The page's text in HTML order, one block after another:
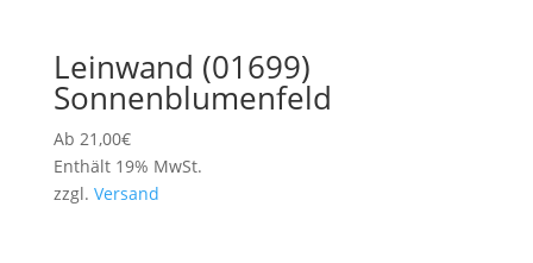
Leinwand (01699)
Sonnenblumenfeld
Ab 21,00€
Enthält 19% MwSt.
zzgl. Versand